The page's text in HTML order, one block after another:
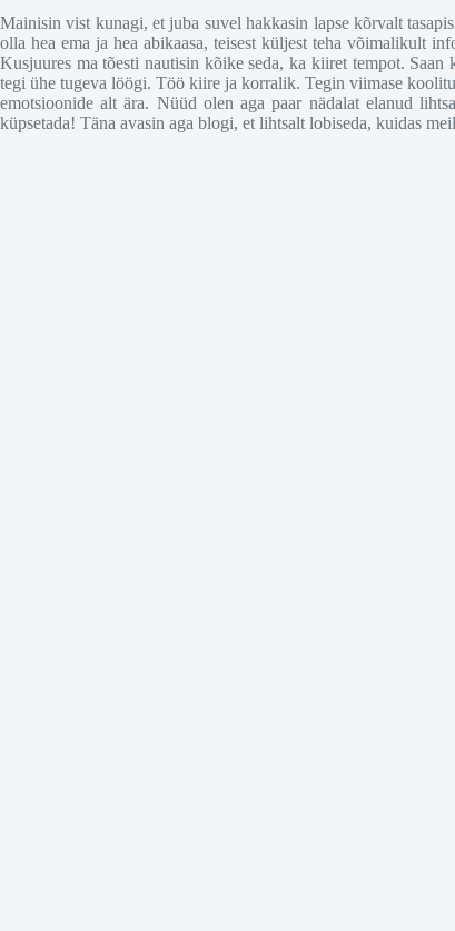
Mainisin vist kunagi, et juba suvel hakkasin lapse kõrvalt
olla hea ema ja hea abikaasa, teisest küljest teha võimalikult
Kusjuures ma tõesti nautisin kõike seda, ka kiiret tempot.
tegi ühe tugeva löögi. Töö kiire ja korralik. Tegin viimase
emotsioonide alt ära. Nüüd olen aga paar nädalat elanud
küpsetada! Täna avasin aga blogi, et lihtsalt lobiseda, kuidas